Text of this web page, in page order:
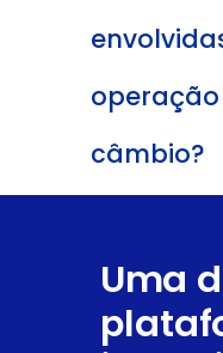
Uma
câmbio?